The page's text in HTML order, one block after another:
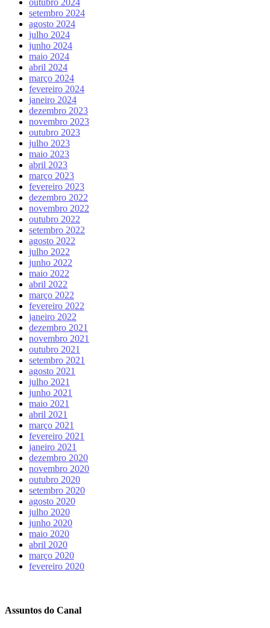
setembro 2024
agosto 2024
julho 2024
junho 2024
maio 2024
abril 2024
março 2024
fevereiro 2024
janeiro 2024
dezembro 2023
novembro 2023
outubro 2023
julho 2023
maio 2023
abril 2023
março 2023
fevereiro 2023
dezembro 2022
novembro 2022
outubro 2022
setembro 2022
agosto 2022
julho 2022
junho 2022
maio 2022
abril 2022
março 2022
fevereiro 2022
janeiro 2022
dezembro 2021
novembro 2021
outubro 2021
setembro 2021
agosto 2021
julho 2021
junho 2021
maio 2021
abril 2021
março 2021
fevereiro 2021
janeiro 2021
dezembro 2020
novembro 2020
outubro 2020
setembro 2020
agosto 2020
julho 2020
junho 2020
maio 2020
abril 2020
março 2020
fevereiro 2020
Assuntos do Canal